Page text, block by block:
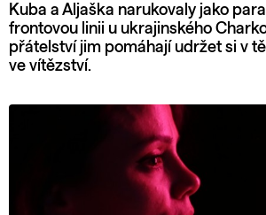
Kuba a Aljaška narukovaly jako
frontovou linii u ukrajinského
přátelství jim pomáhají udržet si v
ve vítězství.